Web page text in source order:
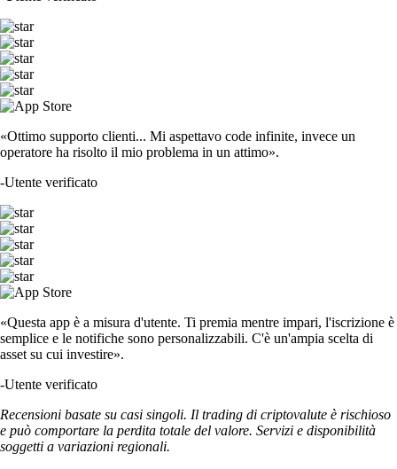
«Ottimo supporto clienti... Mi aspettavo code infinite, invece un
operatore ha risolto il mio problema in un attimo».
-Utente verificato
«Questa app è a misura d'utente. Ti premia mentre impari, l'iscrizione è
semplice e le notifiche sono personalizzabili. C'è un'ampia scelta di
asset su cui investire».
-Utente verificato
Recensioni basate su casi singoli. Il trading di criptovalute è rischioso
e può comportare la perdita totale del valore. Servizi e disponibilità
soggetti a variazioni regionali.